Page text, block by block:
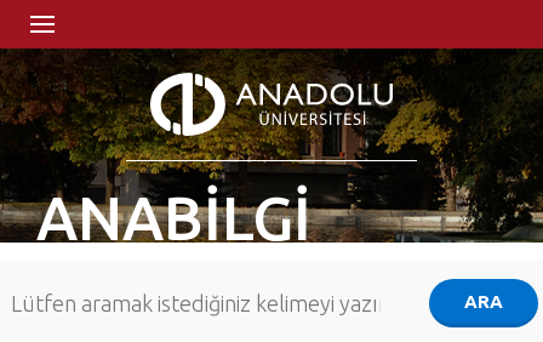
ANABİLGİ